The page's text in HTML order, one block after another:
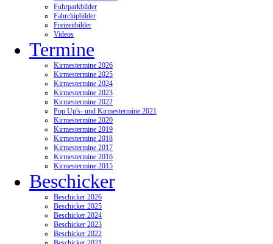
Fuhrparkbilder
Fahrchipbilder
Freizeitbilder
Videos
Termine
Kirmestermine 2026
Kirmestermine 2025
Kirmestermine 2024
Kirmestermine 2023
Kirmestermine 2022
Pop Up's- und Kirmestermine 2021
Kirmestermine 2020
Kirmestermine 2019
Kirmestermine 2018
Kirmestermine 2017
Kirmestermine 2016
Kirmestermine 2015
Beschicker
Beschicker 2026
Beschicker 2025
Beschicker 2024
Beschicker 2023
Beschicker 2022